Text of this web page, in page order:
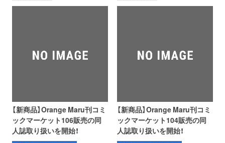
【新商品】Orange Maru刊コミ
ックマーケット106販売の同
人誌取り扱いを開始！
【新商品】Orange Maru刊コミ
ックマーケット104販売の同
人誌取り扱いを開始！